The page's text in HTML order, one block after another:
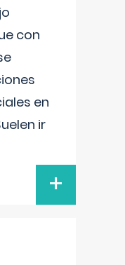
con
en
ir
+